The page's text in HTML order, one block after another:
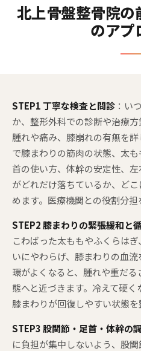
北上骨盤整骨院
のアプ
STEP1 丁寧な検査と問診 ：い
か、整形外科での診断や治療
腫れや痛み、膝崩れの有無を
で膝まわりの筋肉の状態、太
首の使い方、体幹の安定性、
がどれだけ落ちているか、ど
めます。医療機関との役割分担
STEP2 膝まわりの緊張緩和と
こわばった太ももやふくらは
いにやわらげ、膝まわりの血
環がよくなると、腫れや重だ
態へと近づきます。冷えて硬く
膝まわりが回復しやすい状態を
STEP3 股関節・足首・体幹の
に負担が集中しないよう、股